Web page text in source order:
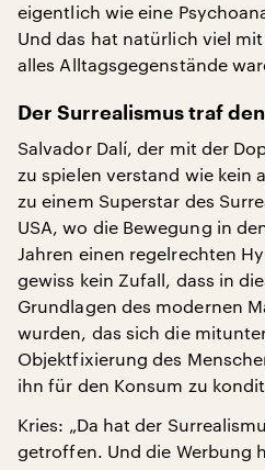
eigentlich wie eine
Und das hat natürlich viel
alles Alltagsgegenstände
Der Surrealismus traf
Salvador Dalí, der mit der
zu spielen verstand wie kein
zu einem Superstar des
USA, wo die Bewegung in
Jahren einen regelrechten
gewiss kein Zufall, dass in
Grundlagen des modernen
wurden, das sich die
Objektfixierung des
ihn für den Konsum zu
Kries: „Da hat der
getroffen. Und die Werbung